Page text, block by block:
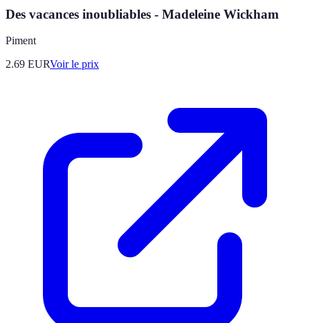
Des vacances inoubliables - Madeleine Wickham
Piment
2.69 EURVoir le prix